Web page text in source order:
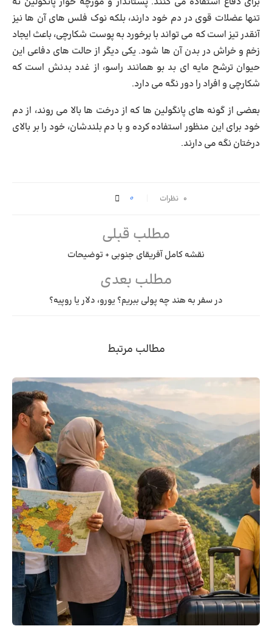
تنها عضلات قوی در دم خود دارند، بلکه نوک فلس های آن ها نیز
آنقدر تیز است که می تواند با برخورد به پوست شکارچی، باعث ایجاد
زخم و خراش در بدن آن ها شود. یکی دیگر از حالت های دفاعی این
حیوان ترشح مایه ای بد بو همانند راسو، از غدد بدنش است که
شکارچی و افراد را دور نگه می دارد.
بعضی از گونه های پانگولین ها که از درخت ها بالا می روند، از دم
خود برای این منظور استفاده کرده و با دم بلندشان، خود را بر بالای
درختان نگه می دارند.
۰ نظرات 0
مطلب قبلی
نقشه کامل آفریقای جنوبی + توضیحات
مطلب بعدی
در سفر به هند چه پولی ببریم؟ یورو، دلار یا روپیه؟
مطالب مرتبط